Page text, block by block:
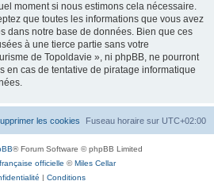
moment si nous estimons cela nécessaire.
que toutes les informations que vous avez
dans notre base de données. Bien que ces
à une tierce partie sans votre
de Topoldavie », ni phpBB, ne pourront
en cas de tentative de piratage informatique
Fuseau horaire sur UTC+02:00
les cookies
® Forum Software © phpBB Limited
officielle ©Miles Cellar
| Conditions